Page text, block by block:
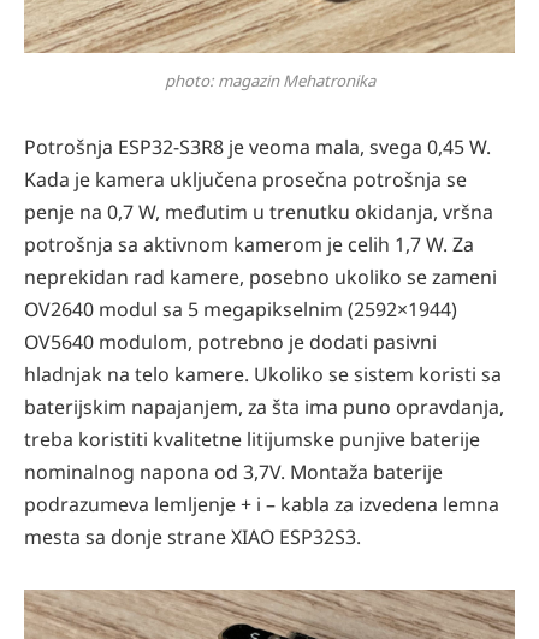
photo: magazin Mehatronika
Potrošnja ESP32-S3R8 je veoma mala, svega 0,45 W.
Kada je kamera uključena prosečna potrošnja se
penje na 0,7 W, međutim u trenutku okidanja, vršna
potrošnja sa aktivnom kamerom je celih 1,7 W. Za
neprekidan rad kamere, posebno ukoliko se zameni
OV2640 modul sa 5 megapikselnim (2592×1944)
OV5640 modulom, potrebno je dodati pasivni
hladnjak na telo kamere. Ukoliko se sistem koristi sa
baterijskim napajanjem, za šta ima puno opravdanja,
treba koristiti kvalitetne litijumske punjive baterije
nominalnog napona od 3,7V. Montaža baterije
podrazumeva lemljenje + i – kabla za izvedena lemna
mesta sa donje strane XIAO ESP32S3.